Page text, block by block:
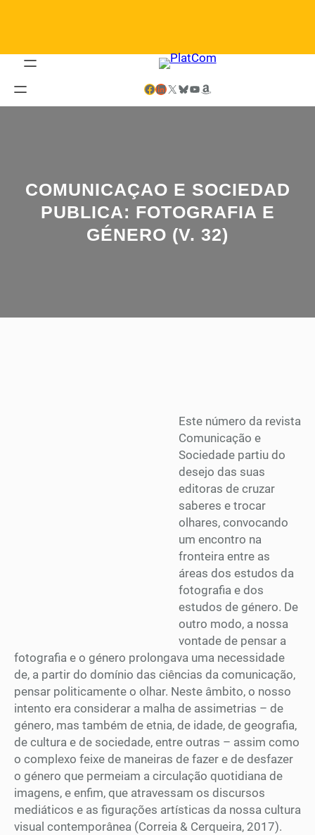
Facebook LinkedIn X Bluesky YouTube Amazon
COMUNICAÇAO E SOCIEDAD
PUBLICA: FOTOGRAFIA E
GÉNERO (V. 32)
Este número da revista
Comunicação e
Sociedade partiu do
desejo das suas
editoras de cruzar
saberes e trocar
olhares, convocando
um encontro na
fronteira entre as
áreas dos estudos da
fotografia e dos
estudos de género. De
outro modo, a nossa
vontade de pensar a
fotografia e o género prolongava uma necessidade
de, a partir do domínio das ciências da comunicação,
pensar politicamente o olhar. Neste âmbito, o nosso
intento era considerar a malha de assimetrias – de
género, mas também de etnia, de idade, de geografia,
de cultura e de sociedade, entre outras – assim como
o complexo feixe de maneiras de fazer e de desfazer
o género que permeiam a circulação quotidiana de
imagens, e enfim, que atravessam os discursos
mediáticos e as figurações artísticas da nossa cultura
visual contemporânea (Correia & Cerqueira, 2017).